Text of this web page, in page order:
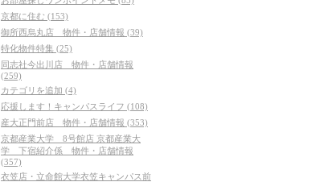
京都に住む (153)
御所西烏丸店 物件・店舗情報 (39)
特化物件特集 (25)
同志社今出川店 物件・店舗情報
(259)
カテゴリを追加 (4)
応援します！キャンパスライフ (108)
産大正門前店 物件・店舗情報 (353)
京都産業大学 8号館店 京都産業大
学 下宿紹介係 物件・店舗情報
(357)
衣笠店・立命館大学衣笠キャンパス前